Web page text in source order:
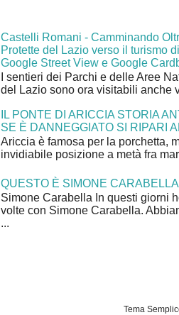
Castelli Romani - Camminando
Protette del Lazio verso il turismo
Google Street View e Google
I sentieri dei Parchi e delle Aree
del Lazio sono ora visitabili anche
IL PONTE DI ARICCIA STORIA
SE È DANNEGGIATO SI RIPARI
Ariccia è famosa per la porchetta,
invidiabile posizione a metà fra
QUESTO È SIMONE CARABELLA
Simone Carabella In questi giorni
volte con Simone Carabella.
...
Tema